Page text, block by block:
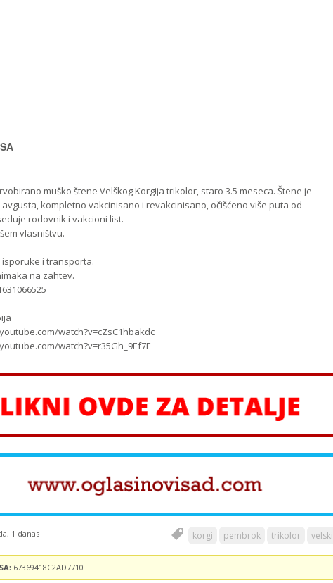
muško štene Velškog Korgija trikolor, staro 3.5 meseca. Štene je
kompletno vakcinisano i revakcinisano, očišćeno više puta od
rodovnik i vakcioni list.
vlasništvu.
isporuke i transporta.
na zahtev.
watch?v=cZsC1hbakdc
watch?v=r35Gh_9Ef7E
korgi pembrok trikolor velski
1 danas
67369418C2AD7710